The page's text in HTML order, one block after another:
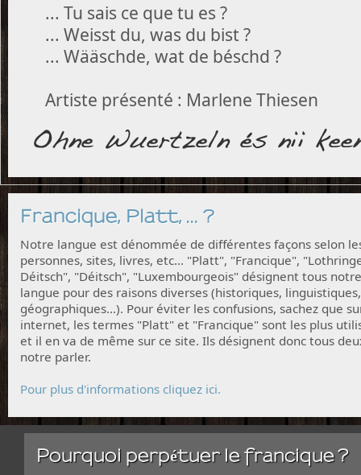
... Tu sais ce que tu es ?
... Weisst du, was du bist ?
... Wääschde, wat de béschd ?
Artiste présenté : Marlene Thiesen
Francique, Platt, ... ?
Notre langue est dénommée de différentes façons selon
personnes, sites, livres, etc... "Platt", "Francique",
Déitsch", "Déitsch", "Luxembourgeois" désignent tous notre
langue pour des raisons diverses (historiques, linguistiques,
géographiques...). Pour éviter les confusions, sachez que
internet, les termes "Platt" et "Francique" sont les plus
et il en va de même sur ce site. Ils désignent donc tous
notre parler.
Pour plus d'informations cliquez ici.
Pourquoi perpétuer le francique ?